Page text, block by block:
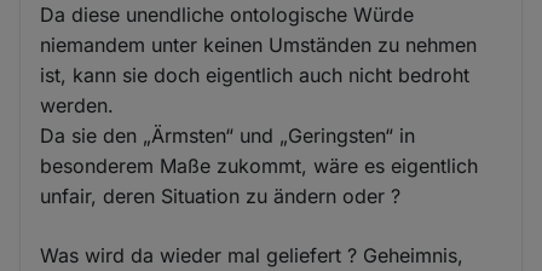
Da diese unendliche ontologische Würde
niemandem unter keinen Umständen zu nehmen
ist, kann sie doch eigentlich auch nicht bedroht
werden.
Da sie den „Ärmsten“ und „Geringsten“ in
besonderem Maße zukommt, wäre es eigentlich
unfair, deren Situation zu ändern oder ?
Was wird da wieder mal geliefert ? Geheimnis,